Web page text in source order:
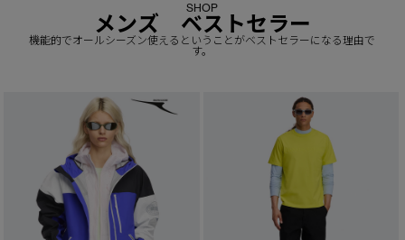
ディスカバー
スプリングコレクション
新着アイテム
FW26コレクション
サマー 26 コレクション
サマー 26 コレクションLOOK
日本限定モデル
新着アイテム
FW26コレクション
サマー 26 コレクション
サマー 26 コレクションLOOK
日本限定モデル
ベビー（0‐24ヵ月)
ユース（6＋歳)
コレクション
CANADA GOOSE Generationsは、アウター
ウェアの下取り・再販を通じて、長く愛される製
品の価値を受け継いでいきます。
アーカイブの希少なピースもご覧いただけます。
SHOP
メンズ ベストセラー
機能的でオールシーズン使えるということがベストセラーになる理由で
す。